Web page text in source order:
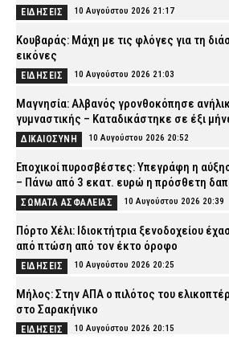
ΕΙΔΗΣΕΙΣ 10 Αυγούστου 2026 21:17
Κουβαράς: Μάχη με τις φλόγες για τη
εικόνες
ΕΙΔΗΣΕΙΣ 10 Αυγούστου 2026 21:03
Μαγνησία: Αλβανός γρονθοκόπησε
γυμναστικής – Καταδικάστηκε σε έξι
ΔΙΚΑΙΟΣΥΝΗ 10 Αυγούστου 2026 20:52
Εποχικοί πυροσβέστες: Υπεγράφη η
– Πάνω από 3 εκατ. ευρώ η πρόσθετη
ΣΩΜΑΤΑ ΑΣΦΑΛΕΙΑΣ 10 Αυγούστου 2026 20:39
Πόρτο Χέλι: Ιδιοκτήτρια ξενοδοχείου
από πτώση από τον έκτο όροφο
ΕΙΔΗΣΕΙΣ 10 Αυγούστου 2026 20:25
Μήλος: Στην ΑΠΑ ο πιλότος του
στο Σαρακήνικο
ΕΙΔΗΣΕΙΣ 10 Αυγούστου 2026 20:15